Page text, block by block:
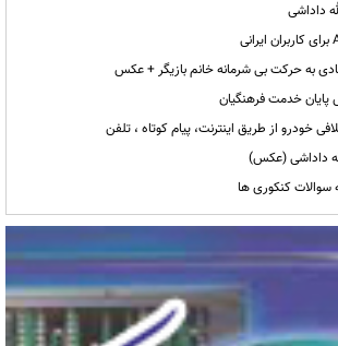
داداشی
به حرکت بی شرمانه خانم بازیگر + عکس
خودرو از طریق اینترنت، پیام کوتاه ، تلفن
داداشی (عکس)
سوالات کنکوری ها